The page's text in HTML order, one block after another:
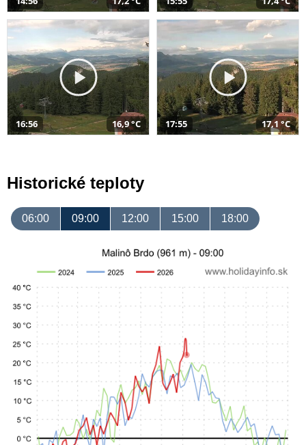
16:56 16,9 °C 17:55 17,1 °C
Historické teploty
06:00 09:00 12:00 15:00 18:00